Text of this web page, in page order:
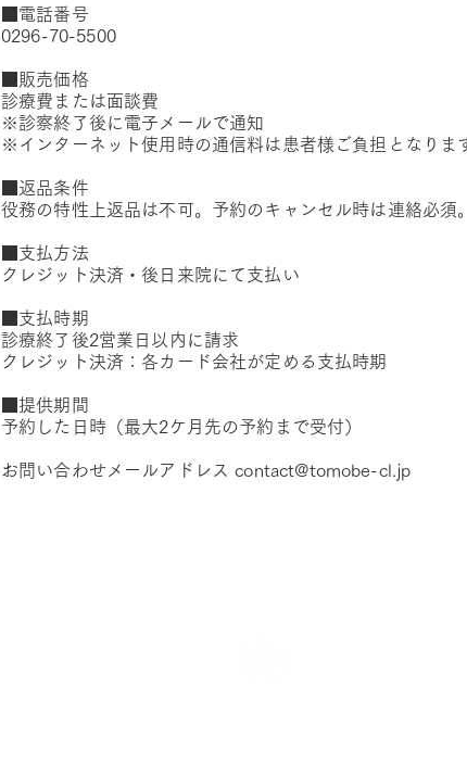
■電話番号
0296-70-5500
■販売価格
診療費または面談費
※診察終了後に電子メールで通知
※インターネット使用時の通信料は患者様ご負担となりま
■返品条件
役務の特性上返品は不可。予約のキャンセル時は連絡必須。
■支払方法
クレジット決済・後日来院にて支払い
■支払時期
診療終了後2営業日以内に請求
クレジット決済：各カード会社が定める支払時期
■提供期間
予約した日時（最大2ケ月先の予約まで受付）
お問い合わせメールアドレスcontact@tomobe-cl.jp